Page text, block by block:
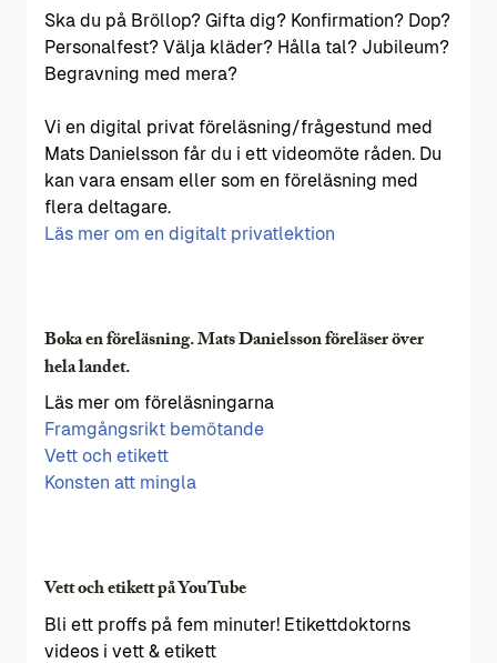
Ska du på Bröllop? Gifta dig? Konfirmation? Dop?
Personalfest? Välja kläder? Hålla tal? Jubileum?
Begravning med mera?
Vi en digital privat föreläsning/frågestund med
Mats Danielsson får du i ett videomöte råden. Du
kan vara ensam eller som en föreläsning med
flera deltagare.
Läs mer om en digitalt privatlektion
Boka en föreläsning. Mats Danielsson föreläser över
hela landet.
Läs mer om föreläsningarna
Framgångsrikt bemötande
Vett och etikett
Konsten att mingla
Vett och etikett på YouTube
Bli ett proffs på fem minuter! Etikettdoktorns
videos i vett & etikett